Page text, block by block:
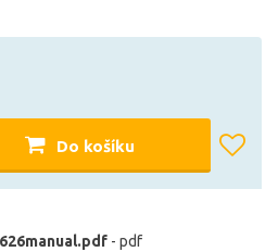
Do košíku
- pdf